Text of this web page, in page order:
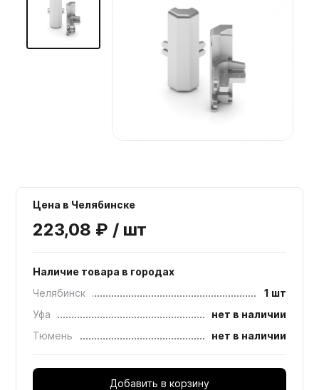
Мебельные образцы, каталоги
Цена в Челябинске
223,08 ₽ / шт
Наличие товара в городах
Челябинск
1 шт
Уфа
нет в наличии
Тюмень
нет в наличии
Добавить в корзину